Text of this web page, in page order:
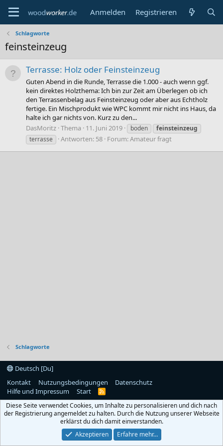
Anmelden Registrieren
Schlagworte
feinsteinzeug
Terrasse: Holz oder Feinsteinzeug
Guten Abend in die Runde, Terrasse die 1.000 - auch wenn ggf.
kein direktes Holzthema: Ich bin zur Zeit am Überlegen ob ich
den Terrassenbelag aus Feinsteinzeug oder aber aus Echtholz
fertige. Ein Mischprodukt wie WPC kommt mir nicht ins Haus, da
halte ich gar nichts von. Kurz zu den...
DasMoritz Thema 11. Juni 2019 boden
feinsteinzeug
terrasse
Antworten: 58 Forum:Amateur fragt
Schlagworte
Deutsch [Du]
Kontakt
Nutzungsbedingungen
Datenschutz
Hilfe und Impressum
Start
R
S
Diese Seite verwendet Cookies, um Inhalte zu personalisieren und dich nach
der Registrierung angemeldet zu halten. Durch die Nutzung unserer Webseite
erklärst du dich damit einverstanden.
Akzeptieren
Erfahre mehr…